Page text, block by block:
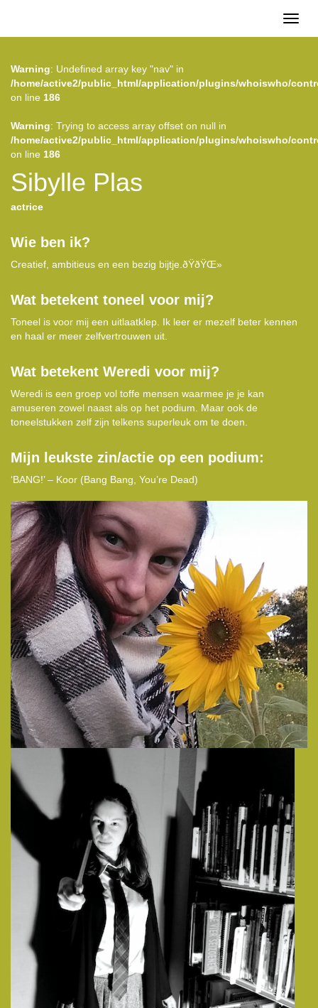
Warning: Undefined array key "nav" in
/home/active2/public_html/application/plugins/whoiswho/
on line 186
Warning: Trying to access array offset on null in
/home/active2/public_html/application/plugins/whoiswho/
on line 186
Sibylle Plas
actrice
Wie ben ik?
Creatief, ambitieus en een bezig bijtje.ðŸðŸŒ»
Wat betekent toneel voor mij?
Toneel is voor mij een uitlaatklep. Ik leer er mezelf beter kennen
en haal er meer zelfvertrouwen uit.
Wat betekent Weredi voor mij?
Weredi is een groep vol toffe mensen waarmee je je kan
amuseren zowel naast als op het podium. Maar ook de
toneelstukken zelf zijn telkens superleuk om te doen.
Mijn leukste zin/actie op een podium:
‘BANG!’ – Koor (Bang Bang, You’re Dead)